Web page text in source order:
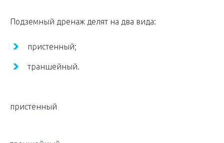
Подземный дренаж делят на два вида:
пристенный;
траншейный.
пристенный